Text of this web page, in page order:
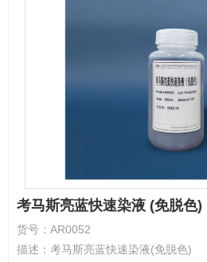
考马斯亮蓝快速染液 (免脱色)
货号： AR0052
描述： 考马斯亮蓝快速染液(免脱色)